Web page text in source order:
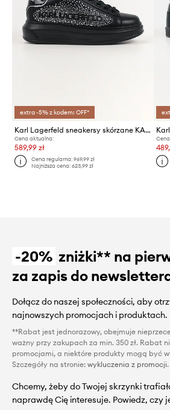
extra -5% z kodem: OFF*
Karl Lagerfeld sneakersy skórzane KAPRI
Cena aktualna:
589,99 zł
Cena regularna:969,99 zł
Najniższa cena:623,99 zł
-20% zniżki** na
za zapis do
Dołącz do naszej społeczności, aby
najnowszych promocjach i produktach.
**Rabat jest jednorazowy, obejmuje
ważny przy zakupach za min. 350 zł. Rabat
promocjami, a niektóre produkty mogą być
Szczegóły na stronie: wykluczenia z promocji.
Chcemy, żeby do Twojej skrzynki
naprawdę Cię interesuje. Powiedz, czy